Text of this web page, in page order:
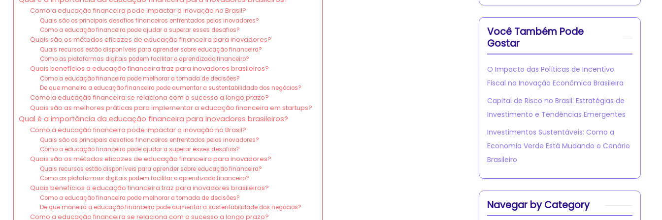
Como a educação financeira pode impactar a inovação no Brasil?
Quais são os principais desafios financeiros enfrentados pelos inovadores?
Como a educação financeira pode ajudar a superar esses desafios?
Quais são os métodos eficazes de educação financeira para inovadores?
Quais recursos estão disponíveis para aprender sobre educação financeira?
Como as plataformas digitais podem facilitar o aprendizado financeiro?
Quais benefícios a educação financeira traz para inovadores brasileiros?
Como a educação financeira pode melhorar a tomada de decisões?
De que maneira a educação financeira pode aumentar a sustentabilidade dos negócios?
Como a educação financeira se relaciona com o sucesso a longo prazo?
Quais são as melhores práticas para implementar a educação financeira em startups?
Qual é a importância da educação financeira para inovadores brasileiros?
Como a educação financeira pode impactar a inovação no Brasil?
Quais são os principais desafios financeiros enfrentados pelos inovadores?
Como a educação financeira pode ajudar a superar esses desafios?
Quais são os métodos eficazes de educação financeira para inovadores?
Quais recursos estão disponíveis para aprender sobre educação financeira?
Como as plataformas digitais podem facilitar o aprendizado financeiro?
Quais benefícios a educação financeira traz para inovadores brasileiros?
Como a educação financeira pode melhorar a tomada de decisões?
De que maneira a educação financeira pode aumentar a sustentabilidade dos negócios?
Como a educação financeira se relaciona com o sucesso a longo prazo?
Você Também Pode
Gostar
O Impacto das Políticas de Incentivo
Fiscal na Inovação Econômica Brasileira
Capital de Risco no Brasil: Estratégias de
Investimento e Tendências Emergentes
Investimentos Sustentáveis: Como a
Economia Verde Está Mudando o Cenário
Brasileiro
Navegar by Category